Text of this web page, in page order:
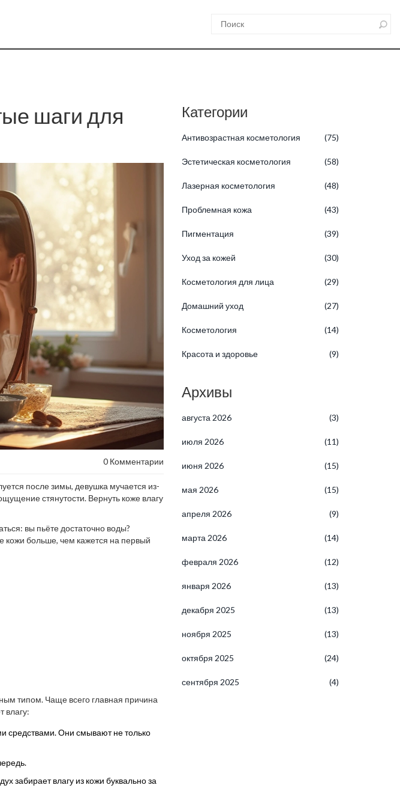
шаги для
0 Комментарии
после зимы, девушка мучается из-
стянутости. Вернуть коже влагу
вы пьёте достаточно воды?
кожи больше, чем кажется на первый
типом. Чаще всего главная причина
влагу:
средствами. Они смывают не только
забирает влагу из кожи буквально за
Категории
Антивозрастная косметология (75)
Эстетическая косметология (58)
Лазерная косметология (48)
Проблемная кожа (43)
Пигментация (39)
Уход за кожей (30)
Косметология для лица (29)
Домашний уход (27)
Косметология (14)
Красота и здоровье (9)
Архивы
августа 2026 (3)
июля 2026 (11)
июня 2026 (15)
мая 2026 (15)
апреля 2026 (9)
марта 2026 (14)
февраля 2026 (12)
января 2026 (13)
декабря 2025 (13)
ноября 2025 (13)
октября 2025 (24)
сентября 2025 (4)